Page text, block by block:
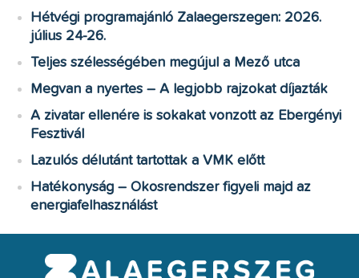
Hétvégi programajánló Zalaegerszegen: 2026.
július 24-26.
Teljes szélességében megújul a Mező utca
Megvan a nyertes – A legjobb rajzokat díjazták
A zivatar ellenére is sokakat vonzott az Ebergényi
Fesztivál
Lazulós délutánt tartottak a VMK előtt
Hatékonyság – Okosrendszer figyeli majd az
energiafelhasználást